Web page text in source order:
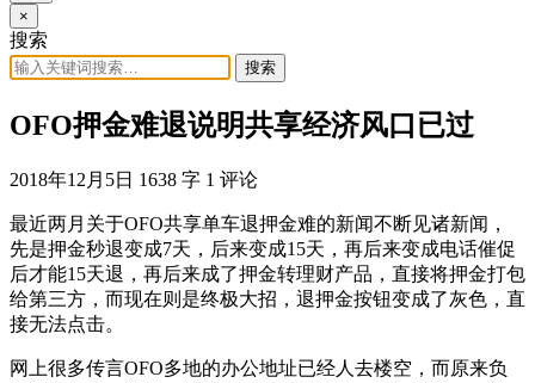
×
搜索
搜索
OFO押金难退说明共享经济风口已过
2018年12月5日 1638 字 1 评论
最近两月关于OFO共享单车退押金难的新闻不断见诸新闻，
先是押金秒退变成7天，后来变成15天，再后来变成电话催促
后才能15天退，再后来成了押金转理财产品，直接将押金打包
给第三方，而现在则是终极大招，退押金按钮变成了灰色，直
接无法点击。
网上很多传言OFO多地的办公地址已经人去楼空，而原来负